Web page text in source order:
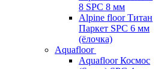
8 SPC 8 мм
Alpine floor Титан
Паркет SPC 6 мм
(ёлочка)
Aquafloor
Aquafloor Космос